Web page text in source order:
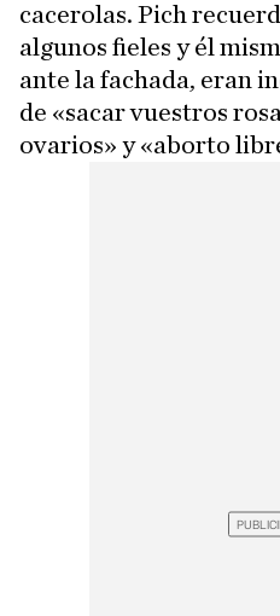
cacerolas. Pich
algunos fieles y él
ante la fachada, eran
de «sacar vuestros
ovarios» y «aborto